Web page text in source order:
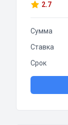
2.7
Сумма
Ставка
Срок